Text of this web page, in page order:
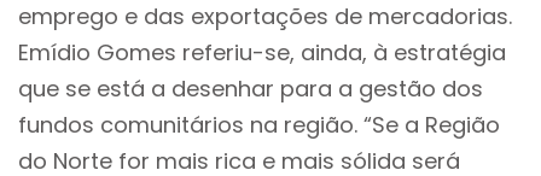
emprego e das exportações de mercadorias.
Emídio Gomes referiu-se, ainda, à estratégia
que se está a desenhar para a gestão dos
fundos comunitários na região. “Se a Região
do Norte for mais rica e mais sólida será